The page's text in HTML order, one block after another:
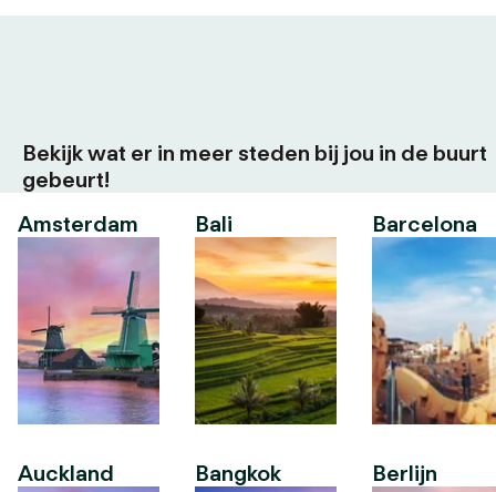
Bekijk wat er in meer steden bij jou in de buurt
gebeurt!
Amsterdam
Auckland
Bali
Bangkok
Barcelona
Berlijn